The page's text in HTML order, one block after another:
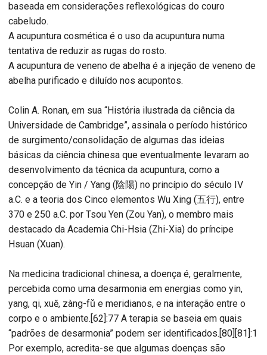
baseada em considerações reflexológicas do couro
cabeludo.
A acupuntura cosmética é o uso da acupuntura numa
tentativa de reduzir as rugas do rosto.
A acupuntura de veneno de abelha é a injeção de veneno de
abelha purificado e diluído nos acupontos.
Colin A. Ronan, em sua “História ilustrada da ciência da
Universidade de Cambridge”, assinala o período histórico
de surgimento/consolidação de algumas das ideias
básicas da ciência chinesa que eventualmente levaram ao
desenvolvimento da técnica da acupuntura, como a
concepção de Yin / Yang (陰陽) no princípio do século IV
a.C. e a teoria dos Cinco elementos Wu Xing (五行), entre
370 e 250 a.C. por Tsou Yen (Zou Yan), o membro mais
destacado da Academia Chi-Hsia (Zhi-Xia) do príncipe
Hsuan (Xuan).
Na medicina tradicional chinesa, a doença é, geralmente,
percebida como uma desarmonia em energias como yin,
yang, qi, xuĕ, zàng-fǔ e meridianos, e na interação entre o
corpo e o ambiente.[62]:77 A terapia se baseia em quais
“padrões de desarmonia” podem ser identificados.[80][81]:1
Por exemplo, acredita-se que algumas doenças são